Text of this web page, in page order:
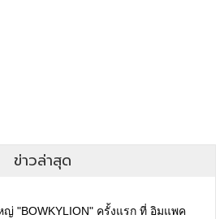
ข่าวล่าสุด
"BOWKYLION" ครั้งแรก ที่ อิมแพค